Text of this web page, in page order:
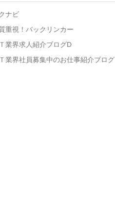
ナビ
重視！バックリンカー
業界求人紹介ブログD
Ｔ業界社員募集中のお仕事紹介ブログ